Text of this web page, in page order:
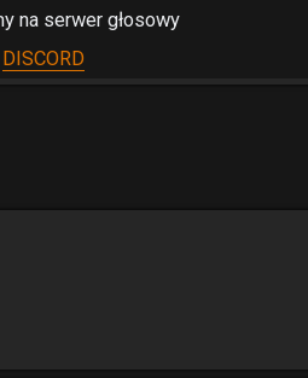
na serwer głosowy
DISCORD